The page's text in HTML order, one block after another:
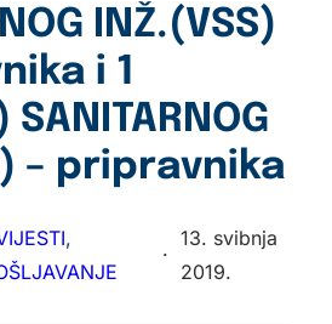
INŽ.(VSS)
i 1
– pripravnika
·
13. svibnja
2019.